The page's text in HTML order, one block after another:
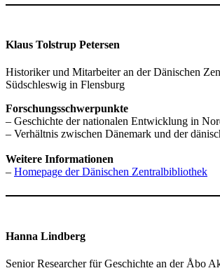
Klaus Tolstrup Petersen
Historiker und Mitarbeiter an der Dänischen
Südschleswig in Flensburg
Forschungsschwerpunkte
– Geschichte der nationalen Entwicklung in
– Verhältnis zwischen Dänemark und der
Weitere Informationen
– Homepage der Dänischen Zentralbibliothek
Hanna Lindberg
Senior Researcher für Geschichte an der Åbo